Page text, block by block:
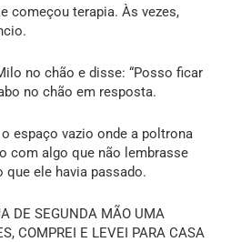
começou terapia. Às vezes,
no chão e disse: “Posso ficar
no chão em resposta.
espaço vazio onde a poltrona
com algo que não lembrasse
ele havia passado.
DE SEGUNDA MÃO UMA
COMPREI E LEVEI PARA CASA